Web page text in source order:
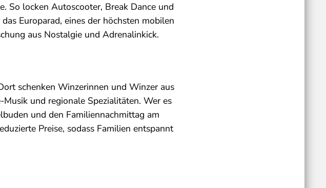
So locken Autoscooter, Break Dance und
Europarad, eines der höchsten mobilen
aus Nostalgie und Adrenalinkick.
schenken Winzerinnen und Winzer aus
und regionale Spezialitäten. Wer es
und den Familiennachmittag am
Preise, sodass Familien entspannt